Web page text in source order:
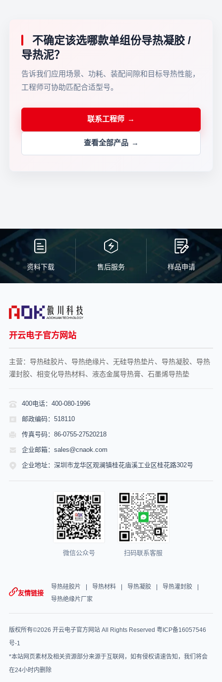
不确定该选哪款单组份导热凝胶 /
导热泥？
告诉我们应用场景、功耗、装配间隙和目标导热性能，
工程师可协助匹配合适型号。
联系工程师
查看全部产品
资料下载 售后服务 样品申请
友情链接
导热硅胶片 导热材料 导热凝胶
导热灌封胶
导热绝缘片厂家
版权所有©2026 开云电子官方网站 All Rights Reserved 粤ICP备16057546
号-1
*本站网页素材及相关资源部分来源于互联网，如有侵权请速告知，我们将会
在24小时内删除
开云电子官方网站
主营：导热硅胶片、导热绝缘片、无硅导热垫片、导热凝胶、导热
灌封胶、相变化导热材料、液态金属导热膏、石墨烯导热垫
400电话：400-080-1996
邮政编码：518110
传真号码：86-0755-27520218
企业邮箱：sales@cnaok.com
企业地址：深圳市龙华区观澜镇桂花庙溪工业区桂花路302号
微信公众号 扫码联系客服